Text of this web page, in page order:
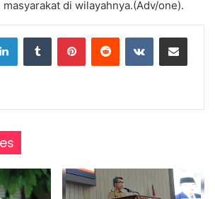
di wilayahnya.(Adv/one).